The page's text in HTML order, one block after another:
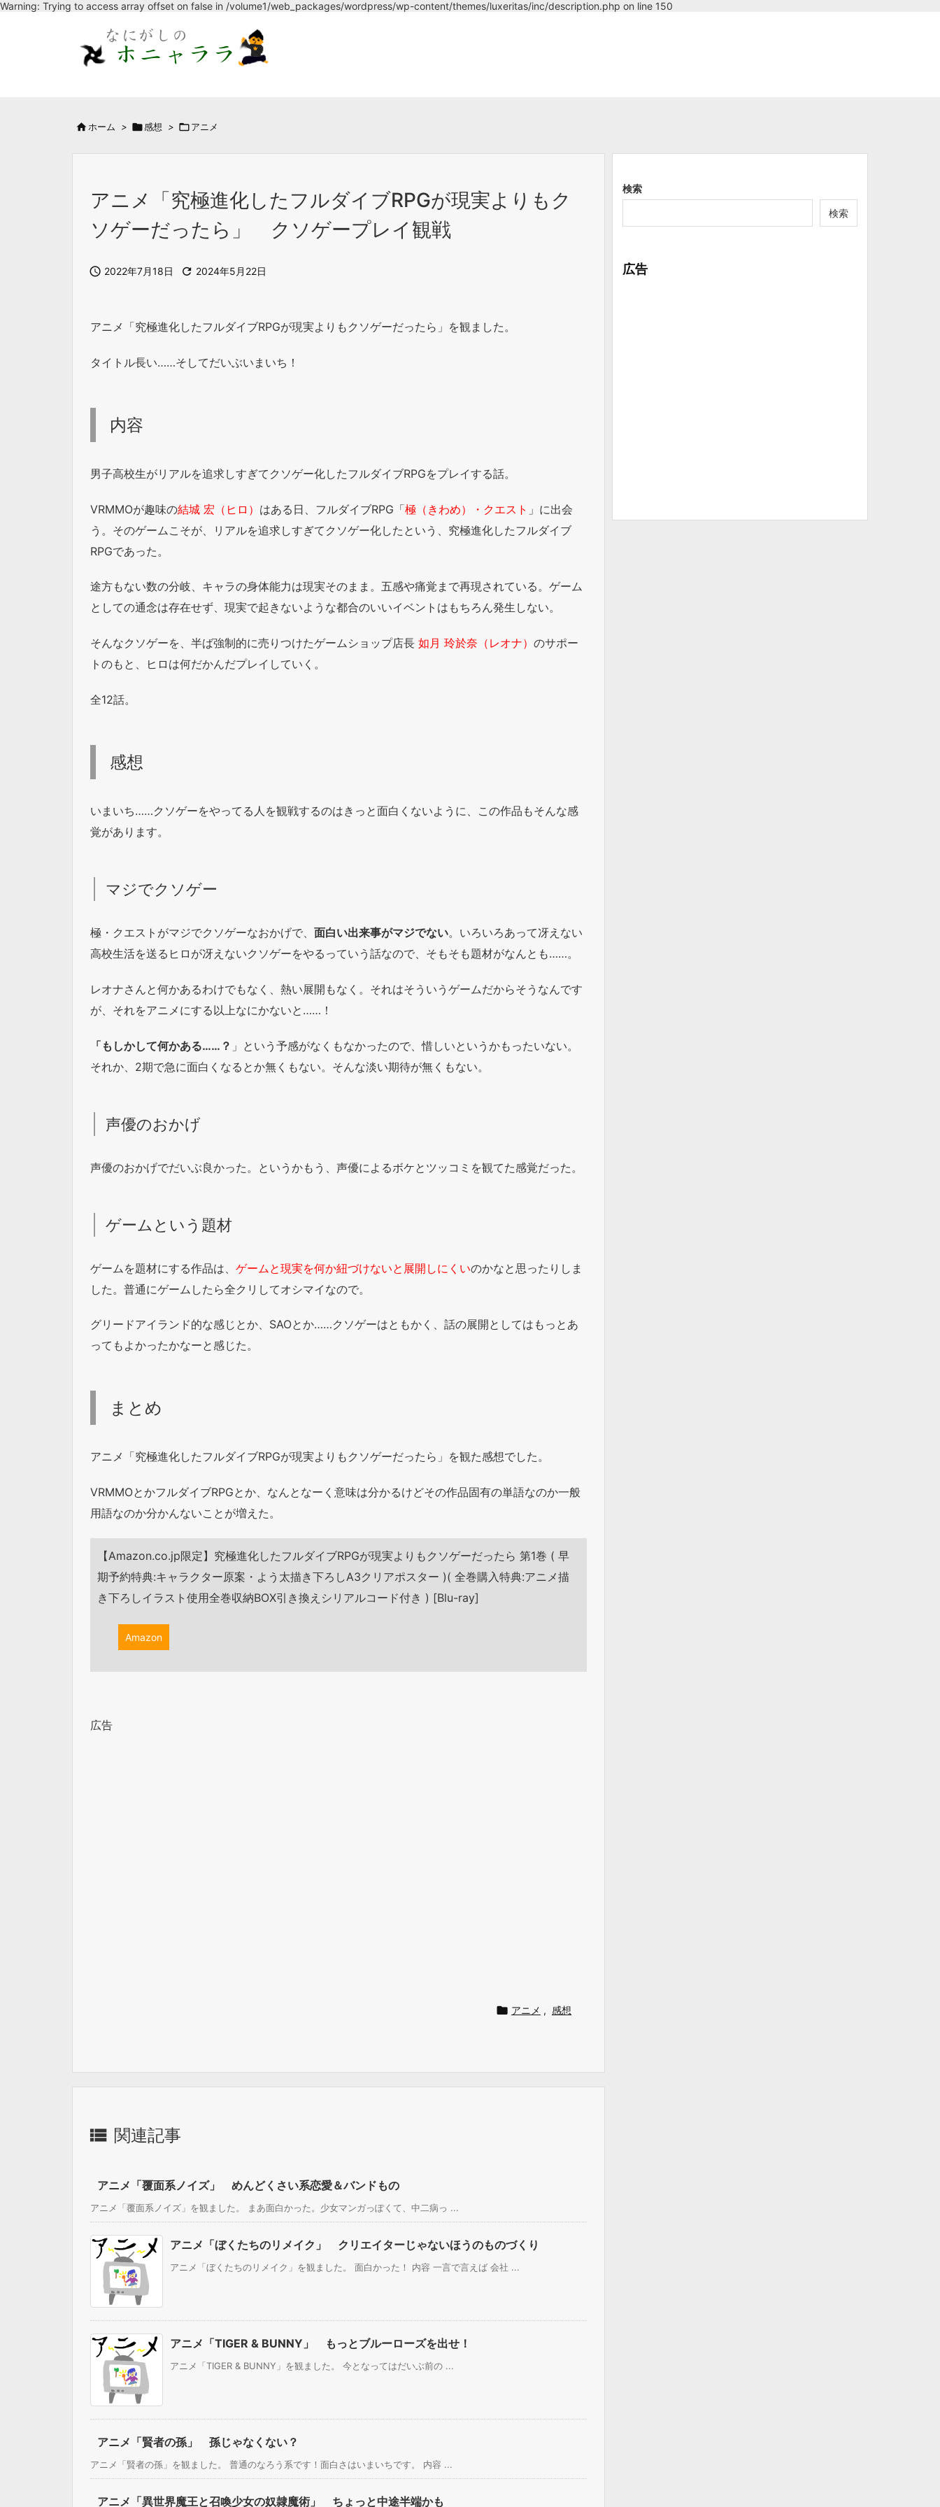
Warning: Trying to access array offset on false in /volume1/web_packages/wordpress/wp-content/themes/luxeritas/inc/description.php on line 150
 ホーム > 感想 > アニメ
アニメ「究極進化したフルダイブRPGが現実よりもク
ソゲーだったら」 クソゲープレイ観戦
 2022年7月18日  2024年5月22日
アニメ「究極進化したフルダイブRPGが現実よりもクソゲーだったら」を観ました。
タイトル長い……そしてだいぶいまいち！
内容
男子高校生がリアルを追求しすぎてクソゲー化したフルダイブRPGをプレイする話。
VRMMOが趣味の結城 宏（ヒロ） はある日、フルダイブRPG「極（きわめ）・クエスト 」に出会
う。そのゲームこそが、リアルを追求しすぎてクソゲー化したという、究極進化したフルダイブ
RPGであった。
途方もない数の分岐、キャラの身体能力は現実そのまま。五感や痛覚まで再現されている。ゲーム
としての通念は存在せず、現実で起きないような都合のいいイベントはもちろん発生しない。
そんなクソゲーを、半ば強制的に売りつけたゲームショップ店長 如月 玲於奈（レオナ） のサポー
トのもと、ヒロは何だかんだプレイしていく。
全12話。
感想
いまいち……クソゲーをやってる人を観戦するのはきっと面白くないように、この作品もそんな感
覚があります。
マジでクソゲー
極・クエストがマジでクソゲーなおかげで、 面白い出来事がマジでない。いろいろあって冴えない
高校生活を送るヒロが冴えないクソゲーをやるっていう話なので、そもそも題材がなんとも……。
レオナさんと何かあるわけでもなく、熱い展開もなく。それはそういうゲームだからそうなんです
が、それをアニメにする以上なにかないと……！
「もしかして何かある……？ 」という予感がなくもなかったので、惜しいというかもったいない。
それか、2期で急に面白くなるとか無くもない。そんな淡い期待が無くもない。
声優のおかげ
声優のおかげでだいぶ良かった。というかもう、声優によるボケとツッコミを観てた感覚だった。
ゲームという題材
ゲームを題材にする作品は、 ゲームと現実を何か紐づけないと展開しにくいのかなと思ったりしま
した。普通にゲームしたら全クリしてオシマイなので。
グリードアイランド的な感じとか、SAOとか……クソゲーはともかく、話の展開としてはもっとあ
ってもよかったかなーと感じた。
まとめ
アニメ「究極進化したフルダイブRPGが現実よりもクソゲーだったら」を観た感想でした。
VRMMOとかフルダイブRPGとか、なんとなーく意味は分かるけどその作品固有の単語なのか一般
用語なのか分かんないことが増えた。
【Amazon.co.jp限定】究極進化したフルダイブRPGが現実よりもクソゲーだったら 第1巻 ( 早
期予約特典:キャラクター原案・よう太描き下ろしA3クリアポスター )( 全巻購入特典:アニメ描
き下ろしイラスト使用全巻収納BOX引き換えシリアルコード付き ) [Blu-ray]
Amazon
広告
 アニメ , 感想
 関連記事
アニメ「覆面系ノイズ」 めんどくさい系恋愛＆バンドもの
アニメ「覆面系ノイズ」を観ました。 まあ面白かった。少女マンガっぽくて、中二病っ ...
アニメ「ぼくたちのリメイク」 クリエイターじゃないほうのものづくり
アニメ「ぼくたちのリメイク」を観ました。 面白かった！ 内容 一言で言えば 会社 ...
アニメ「TIGER & BUNNY」 もっとブルーローズを出せ！
アニメ「TIGER & BUNNY」を観ました。 今となってはだいぶ前の ...
アニメ「賢者の孫」 孫じゃなくない？
アニメ「賢者の孫」を観ました。 普通のなろう系です！面白さはいまいちです。 内容 ...
アニメ「異世界魔王と召喚少女の奴隷魔術」 ちょっと中途半端かも
検索
検索
広告